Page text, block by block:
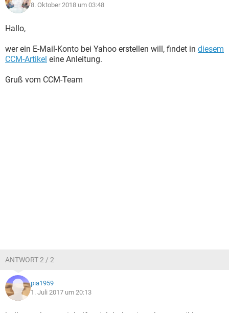
8. Oktober 2018 um 03:48
Hallo,
wer ein E-Mail-Konto bei Yahoo erstellen will, findet in diesem
CCM-Artikel eine Anleitung.
Gruß vom CCM-Team
ANTWORT 2 / 2
pia1959
1. Juli 2017 um 20:13